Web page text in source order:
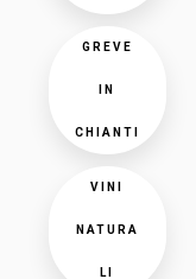
GREVE
IN
CHIANTI
VINI
NATURA
LI